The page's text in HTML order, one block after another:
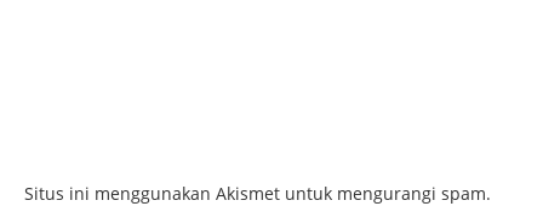
Situs ini menggunakan Akismet untuk mengurangi spam.